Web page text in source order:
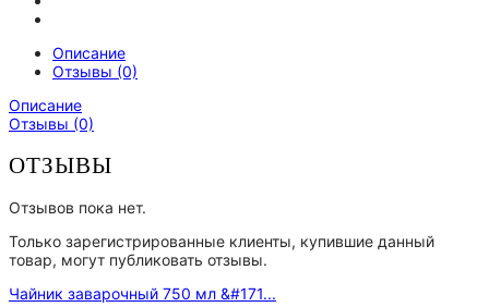
Описание
Отзывы (0)
Описание
Отзывы (0)
ОТЗЫВЫ
Отзывов пока нет.
Только зарегистрированные клиенты, купившие данный
товар, могут публиковать отзывы.
Чайник заварочный 750 мл &#171...